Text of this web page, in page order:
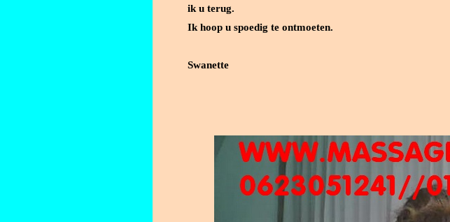
ik u terug.
Ik hoop u spoedig te ontmoeten.
Swanette